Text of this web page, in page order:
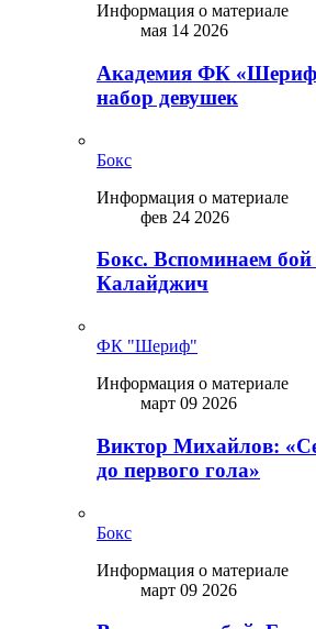
Информация о материале
мая 14 2026
Академия ФК
набор девушек
Бокс
Информация о материале
фев 24 2026
Бокс. Вспоминаем бой
Калайджич
ФК "Шериф"
Информация о материале
март 09 2026
Виктор Михайлов:
до первого гола»
Бокс
Информация о материале
март 09 2026